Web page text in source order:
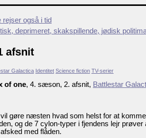
også i tid
deprimeret, skakspillende, jødisk
afsnit
Galactica Identitet Science fiction TV-serier
of one, 4. sæson, 2. afsnit, Battlestar
gøre næsten hvad som helst for at
og de 7 cylon-typer i fjendens lejr prøver
med flåden.